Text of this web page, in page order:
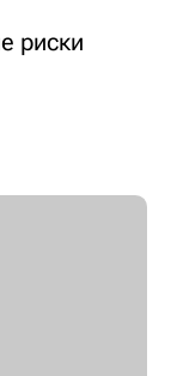
риски